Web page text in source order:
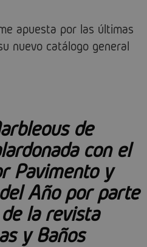
apuesta por las últimas
nuevo catálogo general
de
con el
Pavimento y
Año por parte
la revista
y Baños